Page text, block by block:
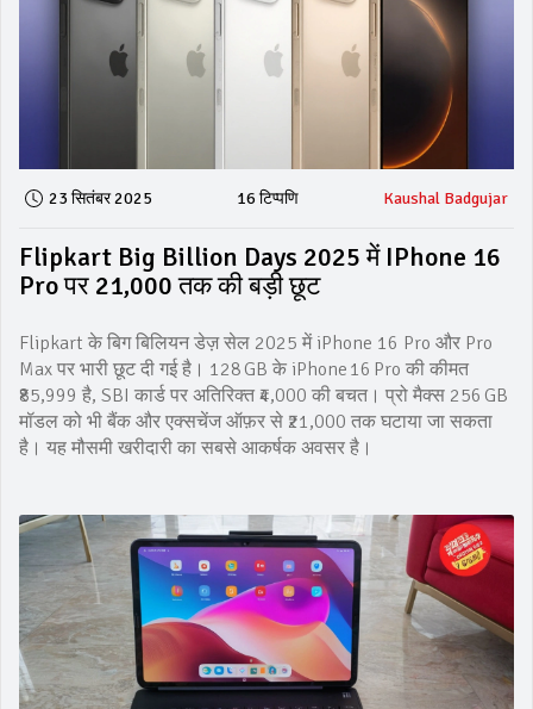
23 सितंबर 2025 16 टिप्पणि Kaushal Badgujar
Flipkart Big Billion Days 2025 में IPhone 16
Pro पर ₹21,000 तक की बड़ी छूट
Flipkart के बिग बिलियन डेज़ सेल 2025 में iPhone 16 Pro और Pro
Max पर भारी छूट दी गई है। 128 GB के iPhone 16 Pro की कीमत
₹85,999 है, SBI कार्ड पर अतिरिक्त ₹4,000 की बचत। प्रो मैक्स 256 GB
मॉडल को भी बैंक और एक्सचेंज ऑफ़र से ₹21,000 तक घटाया जा सकता
है। यह मौसमी खरीदारी का सबसे आकर्षक अवसर है।